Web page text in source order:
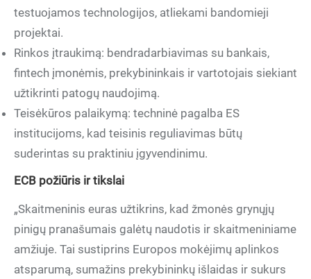
testuojamos technologijos, atliekami bandomieji
projektai.
Rinkos įtraukimą: bendradarbiavimas su bankais,
fintech įmonėmis, prekybininkais ir vartotojais siekiant
užtikrinti patogų naudojimą.
Teisėkūros palaikymą: techninė pagalba ES
institucijoms, kad teisinis reguliavimas būtų
suderintas su praktiniu įgyvendinimu.
ECB požiūris ir tikslai
„Skaitmeninis euras užtikrins, kad žmonės grynųjų
pinigų pranašumais galėtų naudotis ir skaitmeniniame
amžiuje. Tai sustiprins Europos mokėjimų aplinkos
atsparumą, sumažins prekybininkų išlaidas ir sukurs